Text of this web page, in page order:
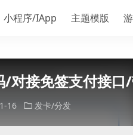
小程序/IApp 主题模版
对接免签支付接口
16 发卡/分发